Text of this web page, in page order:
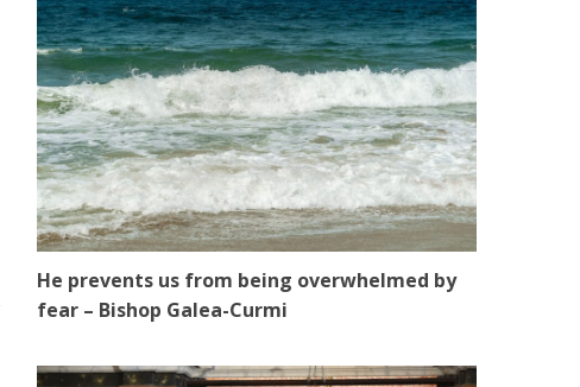
He prevents us from being overwhelmed by
fear – Bishop Galea-Curmi